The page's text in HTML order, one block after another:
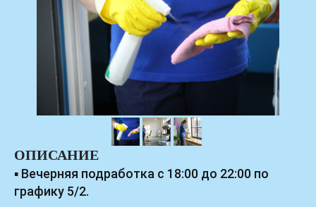
ОПИСАНИЕ
▪ Вечерняя подработка с 18:00 до 22:00 по
графику 5/2.